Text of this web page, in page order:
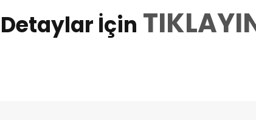
Detaylar İçin